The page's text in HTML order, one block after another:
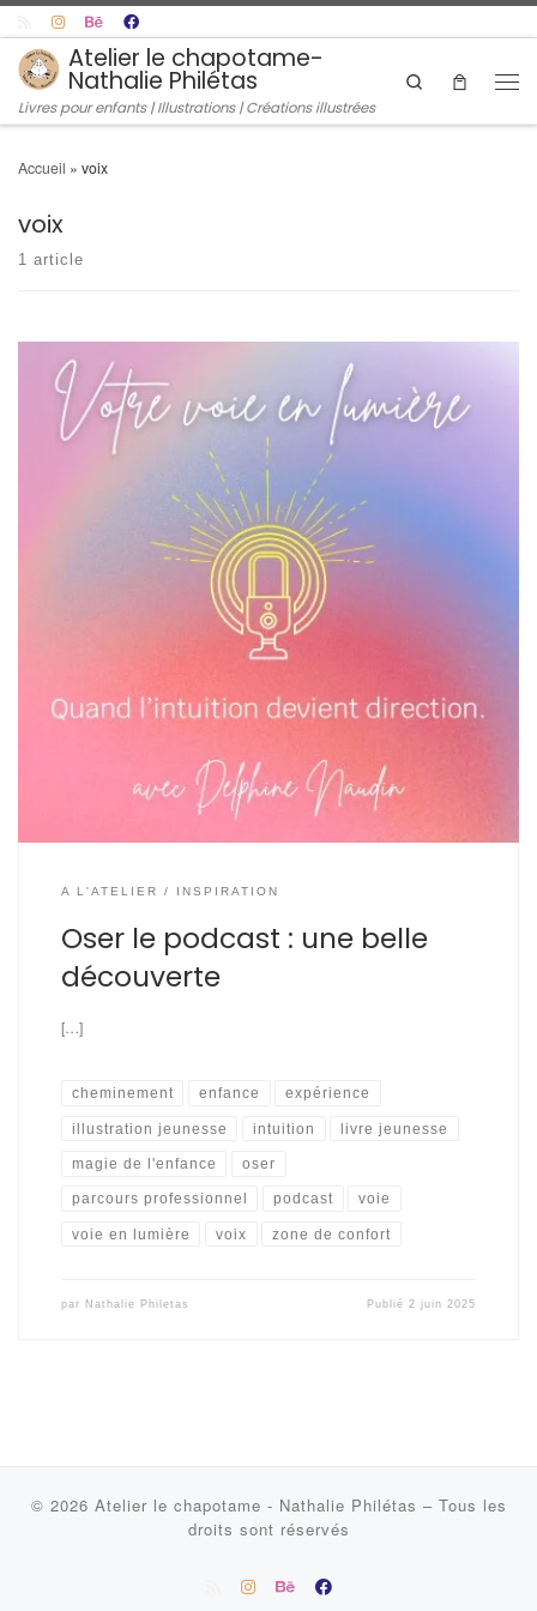
Skip to content
Atelier le chapotame-
Nathalie Philétas
Livres pour enfants | Illustrations | Créations illustrées
Search
Accueil » voix
voix
1 article
A L'ATELIER INSPIRATION
Oser le podcast : une belle
découverte
[…]
cheminement enfance expérience
illustration jeunesse intuition livre jeunesse
magie de l'enfance oser
parcours professionnel podcast voie
voie en lumière voix zone de confort
par Nathalie Philetas Publié 2 juin 2025
© 2026 Atelier le chapotame - Nathalie Philétas – Tous les
droits sont réservés